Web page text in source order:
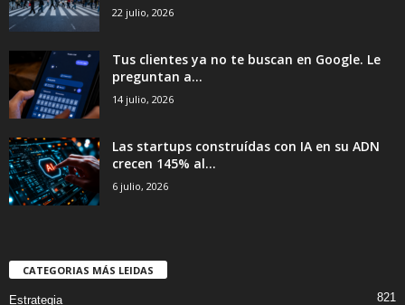
22 julio, 2026
Tus clientes ya no te buscan en Google. Le
preguntan a...
14 julio, 2026
Las startups construídas con IA en su ADN
crecen 145% al...
6 julio, 2026
CATEGORIAS MÁS LEIDAS
Estrategia 821